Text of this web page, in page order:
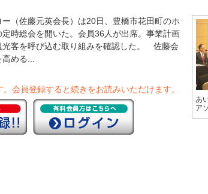
（佐藤元英会長）は20日、豊橋市花田町のホ
時総会を開いた。会員36人が出席。事業計画
光客を呼び込む取り組みを確認した。 佐藤会
める...
会員登録すると続きをお読みいただけます。
あ
ア